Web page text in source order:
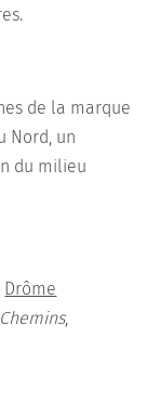
de la marque
Nord, un
du milieu
Drôme
Chemins,